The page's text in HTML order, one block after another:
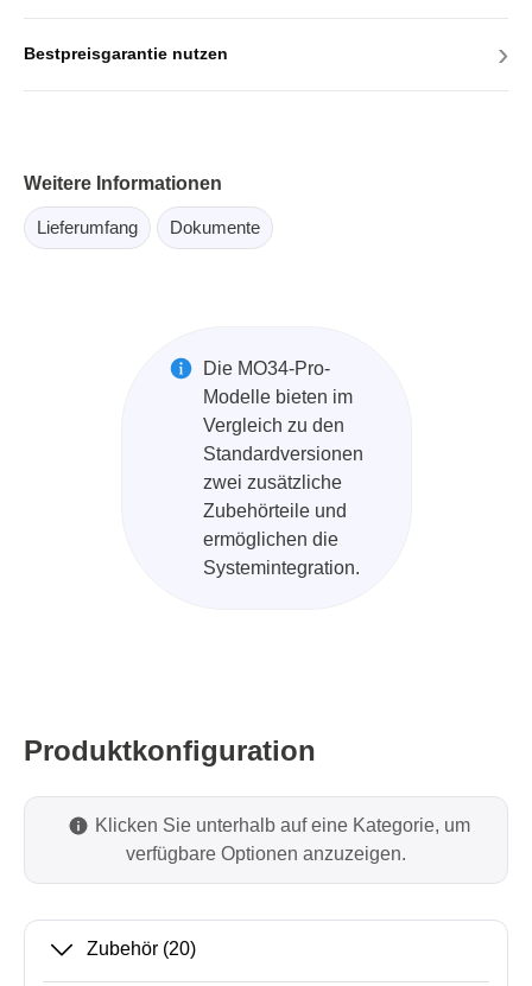
Bestpreisgarantie nutzen ›
Weitere Informationen
Lieferumfang Dokumente
Die MO34-Pro-
Modelle bieten im
Vergleich zu den
Standardversionen
zwei zusätzliche
Zubehörteile und
ermöglichen die
Systemintegration.
Produktkonfiguration
Klicken Sie unterhalb auf eine Kategorie, um
verfügbare Optionen anzuzeigen.
Zubehör (20)